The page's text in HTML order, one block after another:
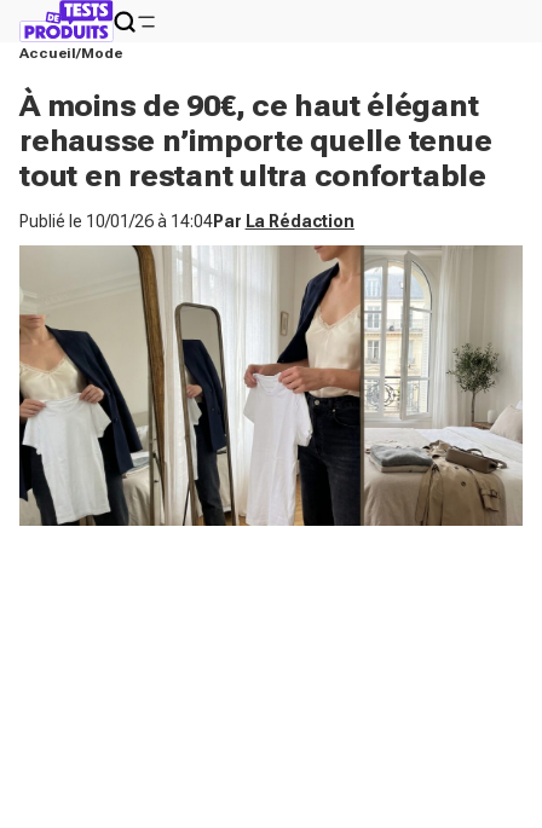
Accueil Mode
À moins de 90€, ce haut élégant
rehausse n’importe quelle tenue
tout en restant ultra confortable
Publié le 10/01/26 à 14:04Par La Rédaction